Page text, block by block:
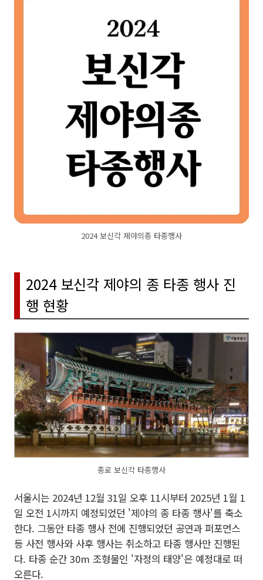
2024 보신각 제야의종 타종행사
2024 보신각 제야의 종 타종 행사 진
행 현황
종로 보신각 타종행사
서울시는 2024년 12월 31일 오후 11시부터 2025년 1월 1
일 오전 1시까지 예정되었던 '제야의 종 타종 행사'를 축소
한다. 그동안 타종 행사 전에 진행되었던 공연과 퍼포먼스
등 사전 행사와 사후 행사는 취소하고 타종 행사만 진행된
다. 타종 순간 30m 조형물인 '자정의 태양'은 예정대로 떠
오른다.